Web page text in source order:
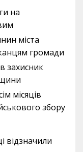
на
міста
громади
захисник
місяців
збору
відзначили